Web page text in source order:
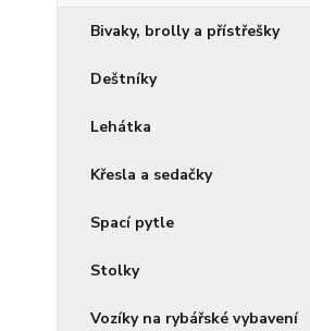
Bivaky, brolly a přístřešky
Deštníky
Lehátka
Křesla a sedačky
Spací pytle
Stolky
Vozíky na rybářské vybavení